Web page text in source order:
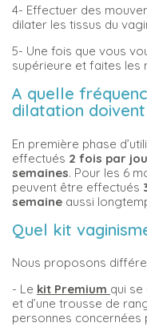
4- Effectuer des
dilater les tissus du
5- Une fois que vous
supérieure et faites les
A quelle
dilatation
En première phase
effectués 2 fois par
semaines. Pour les 6
peuvent être effectués
semaine aussi
Quel kit
Nous proposons
- Le kit Premium qui se
et d’une trousse de
personnes concernées